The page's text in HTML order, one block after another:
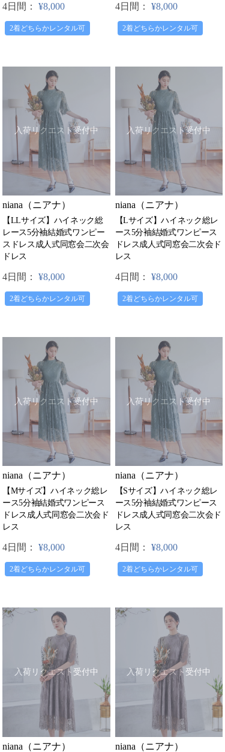
4日間： ¥8,000
2着どちらかレンタル可
4日間： ¥8,000
2着どちらかレンタル可
入荷リクエスト受付中
niana（ニアナ）
【LLサイズ】ハイネック総
レース5分袖結婚式ワンピー
スドレス成人式同窓会二次会
ドレス
4日間： ¥8,000
2着どちらかレンタル可
入荷リクエスト受付中
niana（ニアナ）
【Lサイズ】ハイネック総レ
ース5分袖結婚式ワンピース
ドレス成人式同窓会二次会ド
レス
4日間： ¥8,000
2着どちらかレンタル可
入荷リクエスト受付中
niana（ニアナ）
【Mサイズ】ハイネック総レ
ース5分袖結婚式ワンピース
ドレス成人式同窓会二次会ド
レス
4日間： ¥8,000
2着どちらかレンタル可
入荷リクエスト受付中
niana（ニアナ）
【Sサイズ】ハイネック総レ
ース5分袖結婚式ワンピース
ドレス成人式同窓会二次会ド
レス
4日間： ¥8,000
2着どちらかレンタル可
入荷リクエスト受付中
niana（ニアナ）
入荷リクエスト受付中
niana（ニアナ）